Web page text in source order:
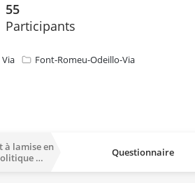
55
Participants
Font-Romeu-Odeillo-Via
à lamise en
…
Questionnaire